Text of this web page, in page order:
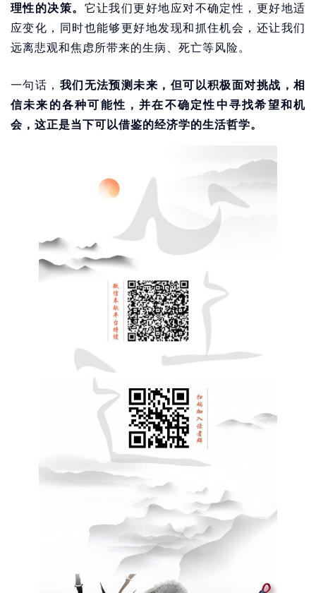
理性的决策。 它让我们更好地应对不确定性，更好地适
应变化，同时也能够更好地发现和抓住机会，还让我们
远离悲观和焦虑所带来的生病、死亡等风险。
一句话， 我们无法预测未来，但可以积极面对挑战，相
信未来的各种可能性，并在不确定性中寻找希望和机
会，这正是当下可以借鉴的经济学的生活哲学。